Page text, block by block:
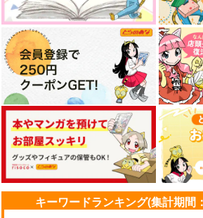
キーワードランキング(集計期間